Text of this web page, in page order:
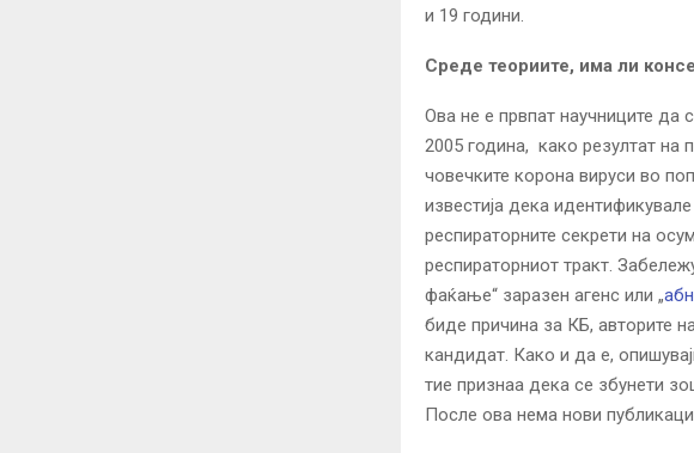
и 19 години.
Среде теориите, има ли
Ова не е првпат научниците да
2005 година, како резултат на
човечките корона вируси во
известија дека идентификувале
респираторните секрети на
респираторниот тракт.
фаќање“ заразен агенс или „
биде причина за КБ, авторите
кандидат. Како и да е,
тие признаа дека се збунети
После ова нема нови